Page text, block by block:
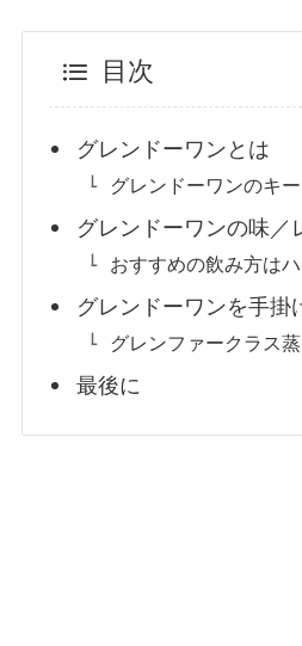
目次
グレンドーワンとは
グレンドーワンのキ
グレンドーワンの味／
おすすめの飲み方は
グレンドーワンを手掛
グレンファークラス
最後に